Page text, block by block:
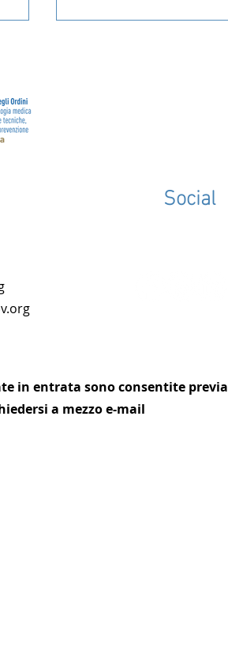
della Costituzione per
Social
in entrata sono consentite previa
a mezzo e-mail